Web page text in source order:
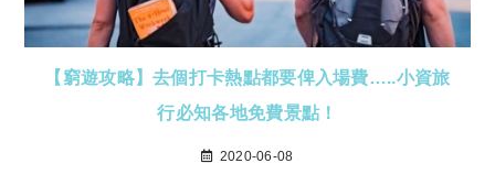
【窮遊攻略】去個打卡熱點都要俾入場費…..小資旅
行必知各地免費景點！
2020-06-08